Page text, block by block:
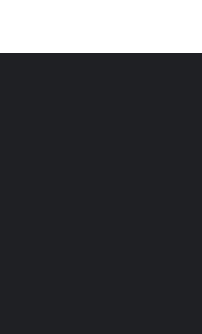
sollte das
den Rücken zu